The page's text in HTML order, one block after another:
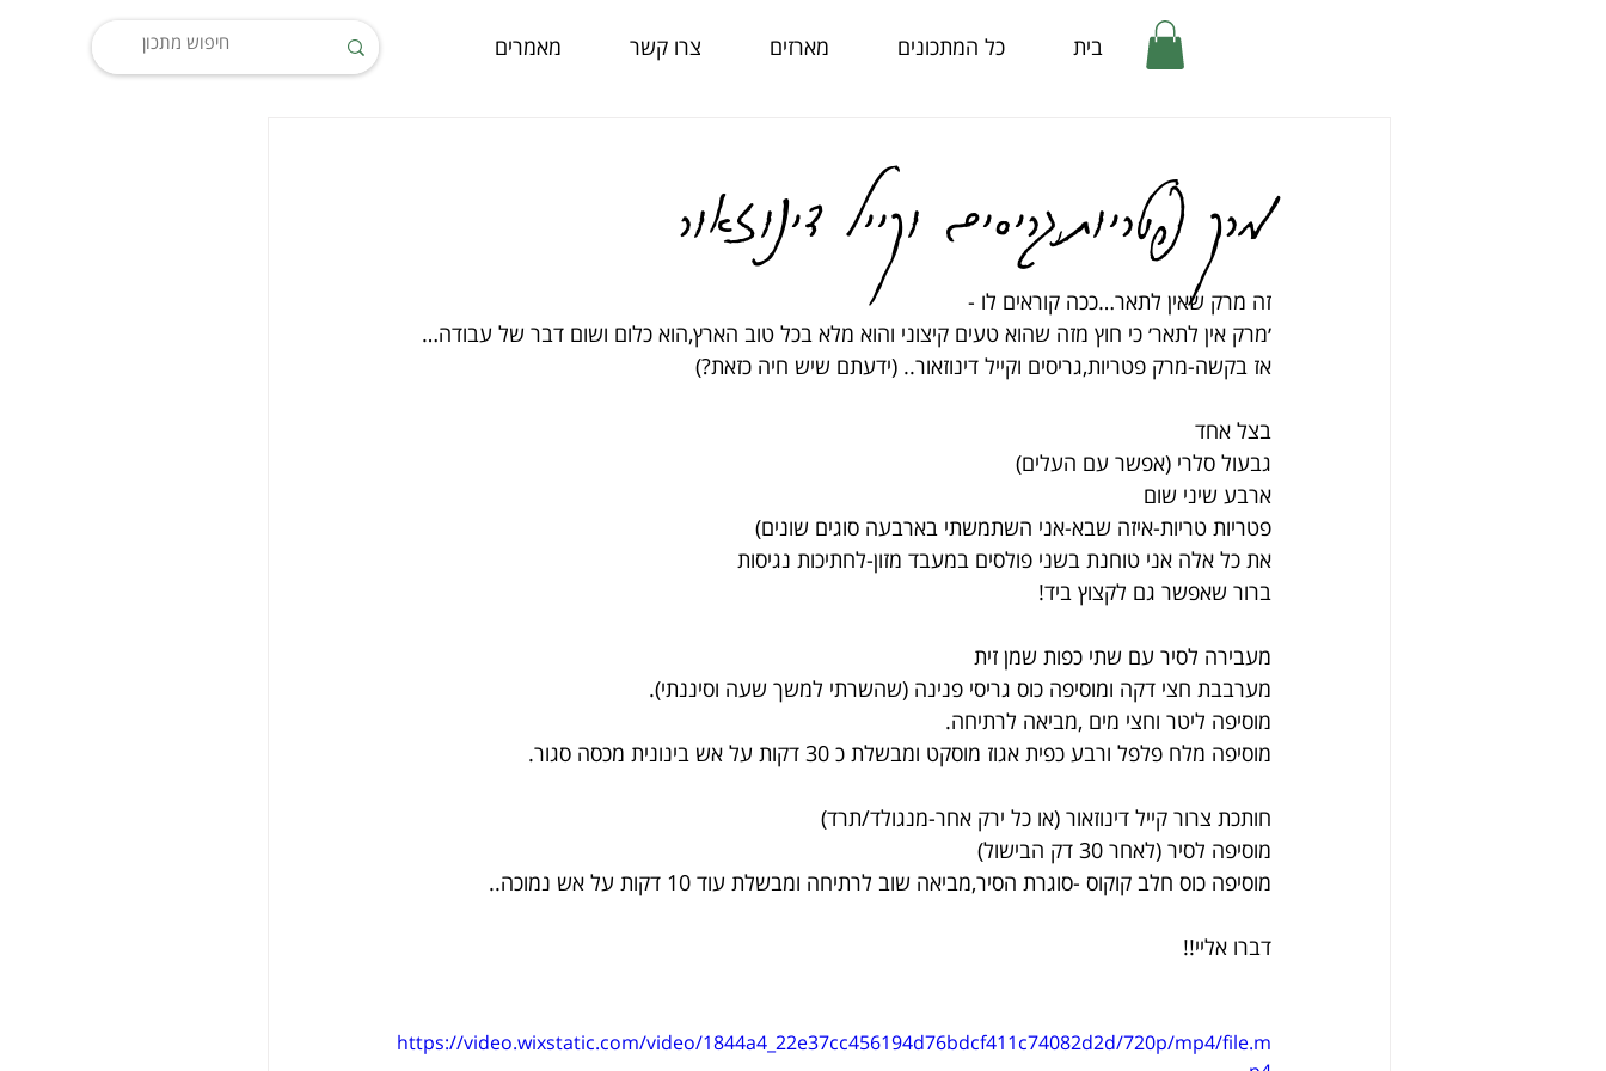
בית כל המתכונים מארזים צרו קשר מאמרים
מרק פטריות,גריסים וקייל דינוזאור
זה מרק שאין לתאר…ככה קוראים לו -
׳מרק אין לתאר׳ כי חוץ מזה שהוא טעים קיצוני והוא מלא בכל טוב הארץ,הוא כלום ושום דבר של עבודה…
אז בקשה-מרק פטריות,גריסים וקייל דינוזאור.. (ידעתם שיש חיה כזאת?)
בצל אחד
גבעול סלרי (אפשר עם העלים)
ארבע שיני שום
פטריות טריות-איזה שבא-אני השתמשתי בארבעה סוגים שונים)
את כל אלה אני טוחנת בשני פולסים במעבד מזון-לחתיכות נגיסות
ברור שאפשר גם לקצוץ ביד!
מעבירה לסיר עם שתי כפות שמן זית
מערבבת חצי דקה ומוסיפה כוס גריסי פנינה (שהשרתי למשך שעה וסיננתי).
מוסיפה ליטר וחצי מים ,מביאה לרתיחה.
מוסיפה מלח פלפל ורבע כפית אגוז מוסקט ומבשלת כ 30 דקות על אש בינונית מכסה סגור.
חותכת צרור קייל דינוזאור (או כל ירק אחר-מנגולד/תרד)
מוסיפה לסיר (לאחר 30 דק הבישול)
מוסיפה כוס חלב קוקוס -סוגרת הסיר,מביאה שוב לרתיחה ומבשלת עוד 10 דקות על אש נמוכה..
דברו אליי!!
https://video.wixstatic.com/video/1844a4_22e37cc456194d76bdcf411c74082d2d/720p/mp4/file.m